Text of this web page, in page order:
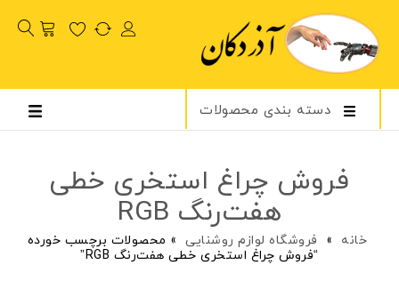
دسته بندی محصولات
فروش چراغ استخری خطی
هفت‌رنگ RGB
خانه » فروشگاه لوازم روشنایی » محصولات برچسب خورده
“فروش چراغ استخری خطی هفت‌رنگ RGB”